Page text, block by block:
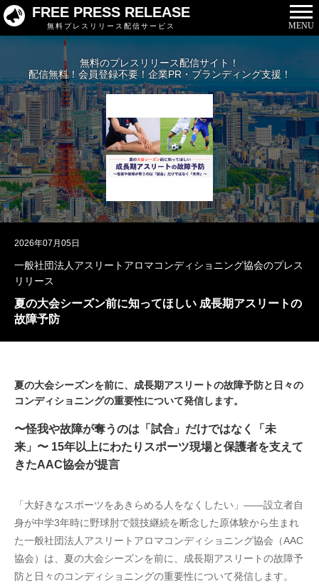
FREE PRESS RELEASE
無料プレスリリース配信サービス MENU
無料のプレスリリース配信サイト！
配信無料！会員登録不要！企業PR・ブランディング支援！
2026年07月05日
一般社団法人アスリートアロマコンディショニング協会のプレス
リリース
夏の大会シーズン前に知ってほしい 成長期アスリートの
故障予防
夏の大会シーズンを前に、成長期アスリートの故障予防と日々の
コンディショニングの重要性について発信します。
〜怪我や故障が奪うのは「試合」だけではなく「未
来」〜 15年以上にわたりスポーツ現場と保護者を支えて
きたAAC協会が提言
「大好きなスポーツをあきらめる人をなくしたい」——設立者自
身が中学3年時に野球肘で競技継続を断念した原体験から生まれ
た一般社団法人アスリートアロマコンディショニング協会（AAC
協会）は、夏の大会シーズンを前に、成長期アスリートの故障予
防と日々のコンディショニングの重要性について発信します。